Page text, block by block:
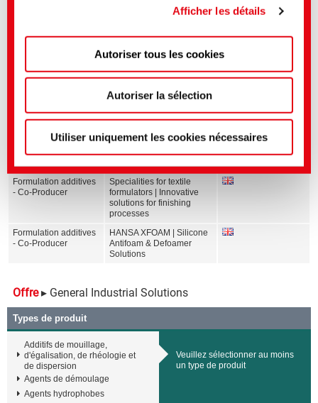
Commission européenne selon l'article 45 du RGPD
Vous pouvez effectuer des réglages plus précis ici ou
dans notrepolitique de confidentialité.(Mentions
Afficher les détails
Autoriser tous les cookies
Autoriser la sélection
Utiliser uniquement les cookies nécessaires
Medios afines
Formulation additives
- Co-Producer
Addition-Curing Siloxanes
& Masterbatches
Formulation additives
Core Range for Textile
Formulation additives
- Co-Producer
Specialities for textile
formulators | Innovative
solutions for finishing
processes
Formulation additives
- Co-Producer
HANSA XFOAM | Silicone
Antifoam & Defoamer
Solutions
Offre▸ General Industrial Solutions
Types de produit
Additifs de mouillage,
d'égalisation, de rhéologie et
de dispersion
Agents de démoulage
Agents hydrophobes
Veuillez sélectionner au moins
un type de produit